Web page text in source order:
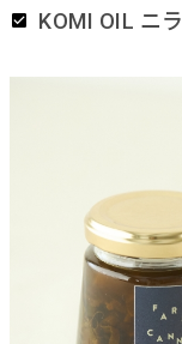
KOMI OIL ニラ